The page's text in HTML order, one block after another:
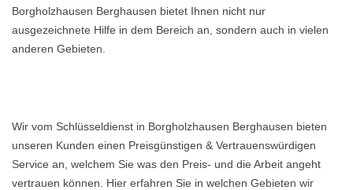
Borgholzhausen Berghausen bietet Ihnen nicht nur
ausgezeichnete Hilfe in dem Bereich an, sondern auch in vielen
anderen Gebieten.
Wir vom Schlüsseldienst in Borgholzhausen Berghausen bieten
unseren Kunden einen Preisgünstigen & Vertrauenswürdigen
Service an, welchem Sie was den Preis- und die Arbeit angeht
vertrauen können. Hier erfahren Sie in welchen Gebieten wir